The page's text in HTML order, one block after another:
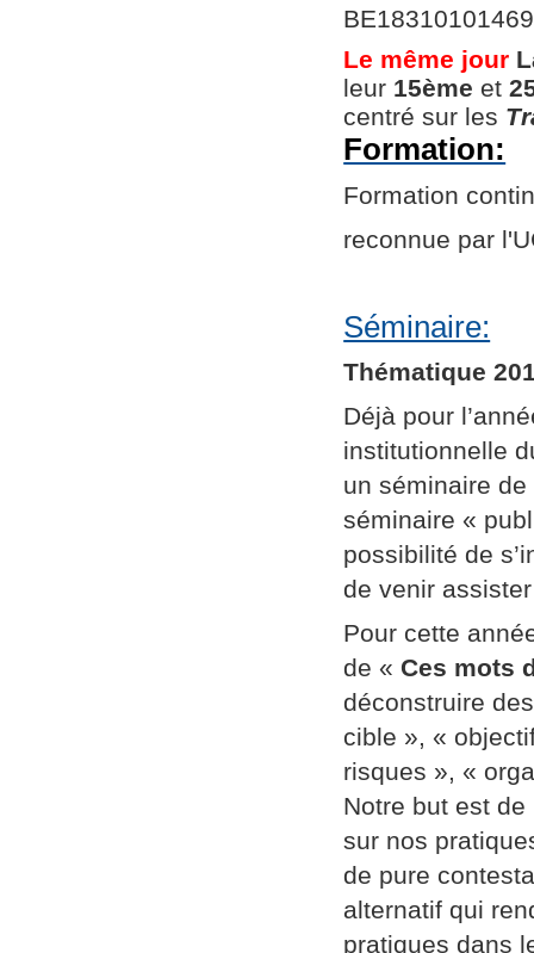
Le même jour
leur 15ème et
centré sur les
Formation:
Formation
reconnue par
Séminaire:
Thématique
Déjà pour
institutionnelle
un séminaire
séminaire «
possibilité de
de venir
Pour cette
de « Ces mots
déconstruire
cible », «
risques », «
Notre but est de
sur nos
de pure
alternatif qui
pratiques dans